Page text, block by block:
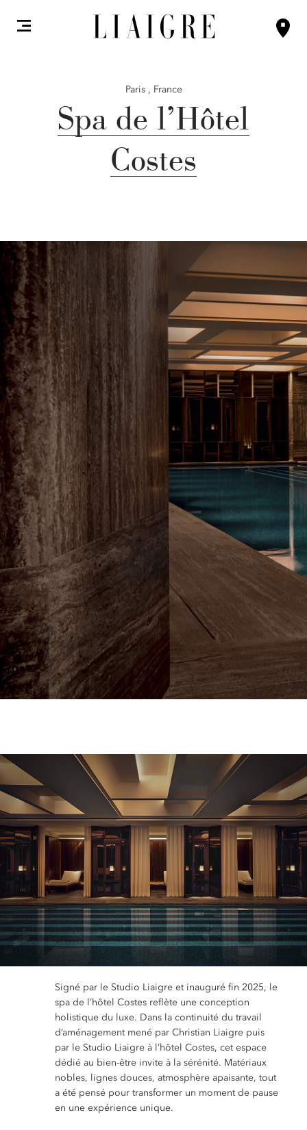
Paris , France
Spa de l’Hôtel
Costes
Signé par le Studio Liaigre et inauguré fin 2025, le
spa de l’hôtel Costes reflète une conception
holistique du luxe. Dans la continuité du travail
d’aménagement mené par Christian Liaigre puis
par le Studio Liaigre à l’hôtel Costes, cet espace
dédié au bien-être invite à la sérénité. Matériaux
nobles, lignes douces, atmosphère apaisante, tout
a été pensé pour transformer un moment de pause
en une expérience unique.